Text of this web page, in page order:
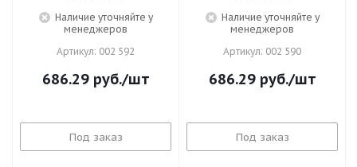
Наличие уточняйте у
менеджеров
Артикул: 002 592
686.29руб./шт
Под заказ
Наличие уточняйте у
менеджеров
Артикул: 002 590
686.29руб./шт
Под заказ